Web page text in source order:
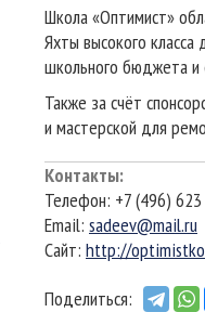
Школа «Оптимист»
Яхты высокого класса
школьного бюджета и
Также за счёт
и мастерской для
Контакты:
Телефон: +7 (496)
Email: sadeev@mail.ru
Сайт: http://
Поделиться: